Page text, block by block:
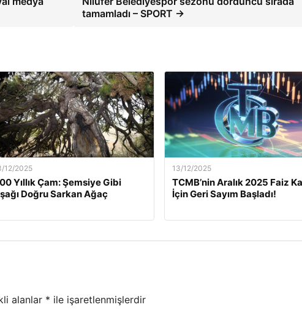
tamamladı – SPORT →
12/2025
Yıllık Çam: Şemsiye Gibi
Doğru Sarkan Ağaç
13/12/2025
TCMB’nin Aralık 2025 Faiz
İçin Geri Sayım Başladı!
alanlar * ile işaretlenmişlerdir